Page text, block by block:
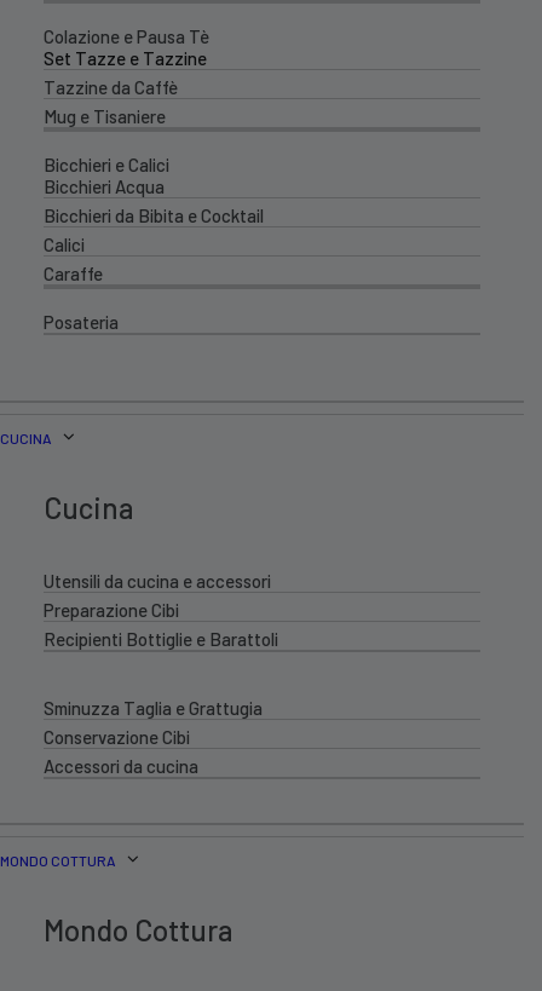
Colazione e Pausa Tè
Set Tazze e Tazzine
Tazzine da Caffè
Mug e Tisaniere
Bicchieri e Calici
Bicchieri Acqua
Bicchieri da Bibita e Cocktail
Calici
Caraffe
Posateria
CUCINA
Cucina
Utensili da cucina e accessori
Preparazione Cibi
Recipienti Bottiglie e Barattoli
Sminuzza Taglia e Grattugia
Conservazione Cibi
Accessori da cucina
MONDO COTTURA
Mondo Cottura